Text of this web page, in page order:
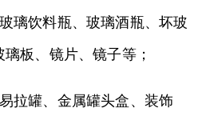
璃饮料瓶、玻璃酒瓶、坏玻
板、镜片、镜子等；
拉罐、金属罐头盒、装饰